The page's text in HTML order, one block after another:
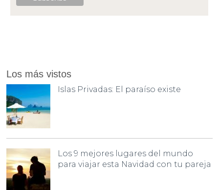
Los más vistos
Islas Privadas: El paraíso existe
Los 9 mejores lugares del mundo
para viajar esta Navidad con tu pareja